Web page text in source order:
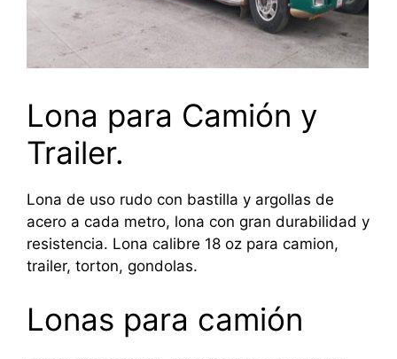
Lona para Camión y
Trailer.
Lona de uso rudo con bastilla y argollas de
acero a cada metro, lona con gran durabilidad y
resistencia. Lona calibre 18 oz para camion,
trailer, torton, gondolas.
Lonas para camión